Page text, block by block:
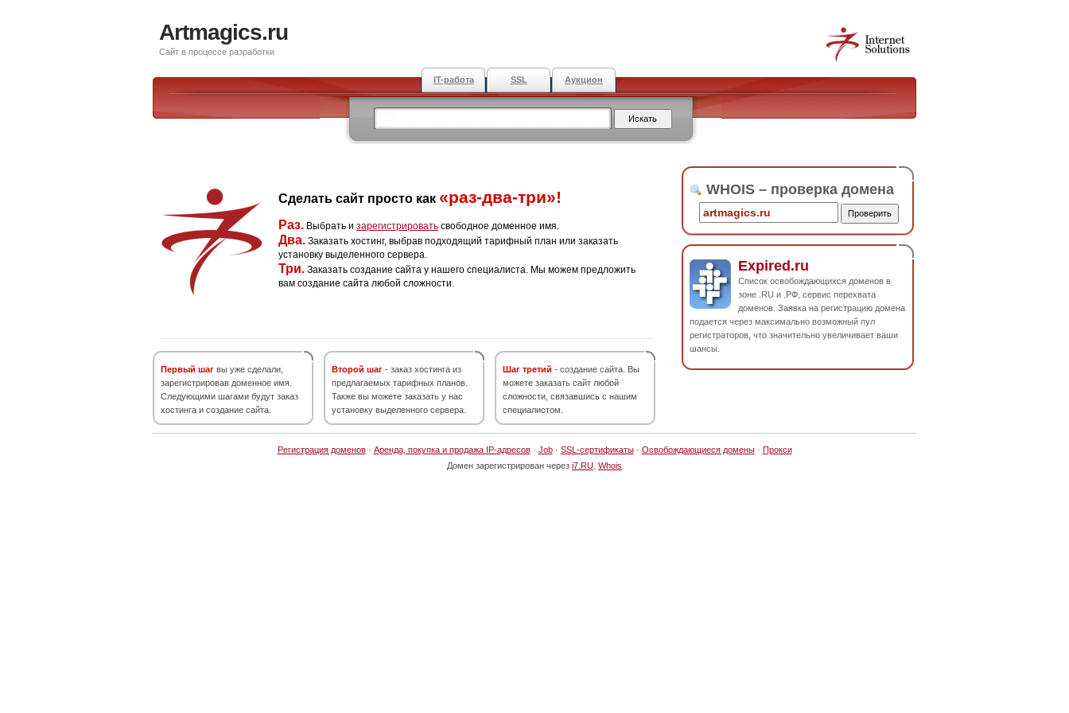
Artmagics.ru
Сайт в процессе разработки
IT-работа SSL Аукцион
Сделать сайт просто как «раз-два-три»!
Раз. Выбрать и зарегистрировать свободное доменное имя.
Два. Заказать хостинг, выбрав подходящий тарифный план или заказать
установку выделенного сервера.
Три. Заказать создание сайта у нашего специалиста. Мы можем предложить
вам создание сайта любой сложности.
Первый шаг вы уже сделали,
зарегистрировав доменное имя.
Следующими шагами будут заказ
хостинга и создание сайта.
Второй шаг - заказ хостинга из
предлагаемых тарифных планов.
Также вы можете заказать у нас
установку выделенного сервера.
Шаг третий - создание сайта. Вы
можете заказать сайт любой
сложности, связавшись с нашим
специалистом.
WHOIS – проверка домена
Expired.ru
Список освобождающихся доменов в
зоне .RU и .РФ, сервис перехвата
доменов. Заявка на регистрацию домена
подается через максимально возможный пул
регистраторов, что значительно увеличивает ваши
шансы.
Регистрация доменов· Аренда, покупка и продажа IP-адресов· Job· SSL-сертификаты· Освобождающиеся домены· Прокси
Домен зарегистрирован через i7.RU Whois